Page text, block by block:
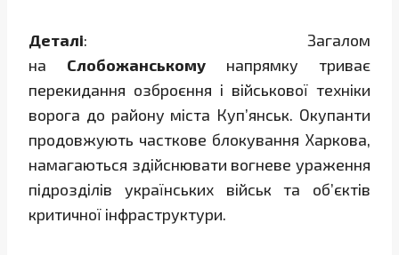
Деталі: Загалом
на Слобожанському напрямку триває
перекидання озброєння і військової техніки
ворога до району міста Куп’янськ. Окупанти
продовжують часткове блокування Харкова,
намагаються здійснювати вогневе ураження
підрозділів українських військ та об’єктів
критичної інфраструктури.